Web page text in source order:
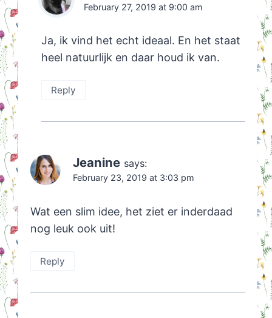
February 27, 2019 at 9:00 am
Ja, ik vind het echt ideaal. En het staat
heel natuurlijk en daar houd ik van.
Reply
Jeanine says:
February 23, 2019 at 3:03 pm
Wat een slim idee, het ziet er inderdaad
nog leuk ook uit!
Reply